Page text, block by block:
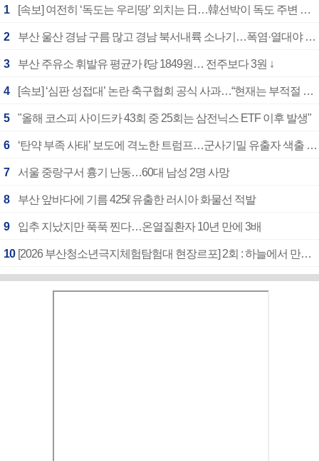
1 [속보] 여전히 ‘독도는 우리땅’ 외치는 日…韓선박이 독도 주변 해양조사 활동하자 반발
2 부산 울산 경남 구름 많고 경남 북서내륙 소나기…폭염·열대야 계속
3 부산 주유소 휘발유 평균가 ℓ당 1849원… 전주보다 3원 ↓
4 [속보] ‘심판 성접대’ 논란 축구협회 공식 사과…“현재는 부적절 행위 없어”
5 "올해 코스피 사이드카 43회 중 25회는 삼전닉스 ETF 이후 발생"
6 ‘탄약 부족 사태’ 보도에 격노한 트럼프…군사기밀 유출자 색출 지시
7 서울 중랑구서 흉기 난동…60대 남성 2명 사망
8 부산 앞바다에 기름 425ℓ 유출한 러시아 화물선 적발
9 입추 지났지만 푹푹 찐다…온열질환자 10년 만에 3배
10 [2026 부산청소년극지체험탐험대 현장르포] 2회 : 하늘에서 만난 얼음의 나라